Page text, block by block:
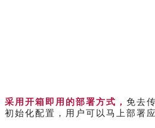
采用开箱即用的部署方式， 免去
初始化配置，用户可以马上部署